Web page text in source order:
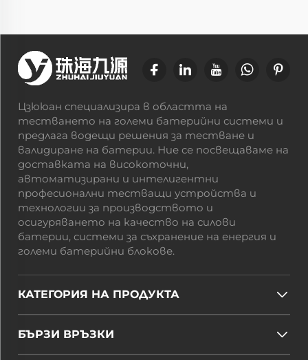
Цзююан специализира в областта на
тестването на големи батерийни системи и
предлага водещи решения за тестване и
валидиране на батерии. Ние се посвещаваме на
доставката на високоточни,
автоматизирани и интелигентни
професионални тестващи устройства и
технологии за производството и
осигуряването на качество на силови
батерии, системи за съхранение на енергия и
големи батерийни блокове.
КАТЕГОРИЯ НА ПРОДУКТА
БЪРЗИ ВРЪЗКИ